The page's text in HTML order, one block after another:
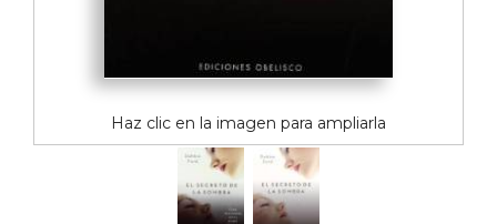
Haz clic en la imagen para ampliarla